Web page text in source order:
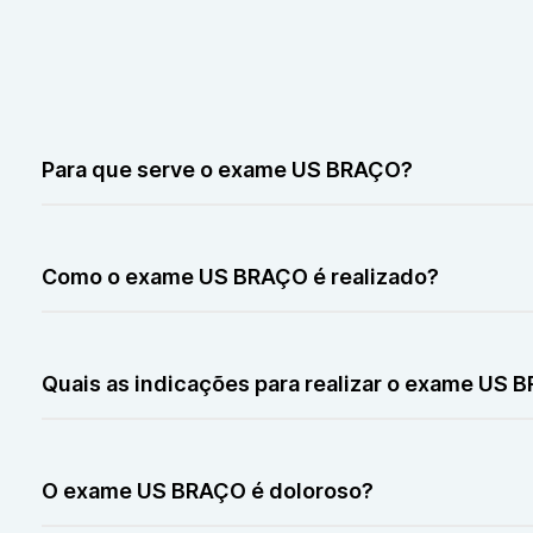
Para que serve o exame US BRAÇO?
hematomas, inflamações, nódulos, cistos e outras
Como o exame US BRAÇO é realizado?
melhorar a qualidade das imagens.
Quais as indicações para realizar o exame US
acompanhamento de algumas condições.
O exame US BRAÇO é doloroso?